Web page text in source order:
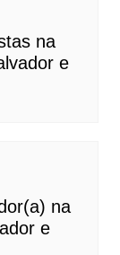
na
e
na
e